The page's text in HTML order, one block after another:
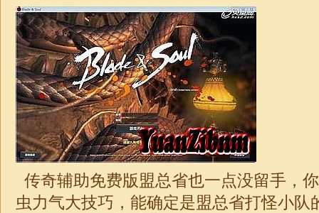
传奇辅助免费版盟总省也一点没留手，
虫力气大技巧，能确定是盟总省打怪小队